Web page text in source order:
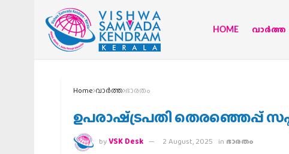
HOME വാര്‍ത്ത
Home വാര്‍ത്ത ഭാരതം
ഉപരാഷ്‌ട്രപതി തെരഞ്ഞെപ്പ്
byVSK Desk 2 August, 2025 in ഭാരതം